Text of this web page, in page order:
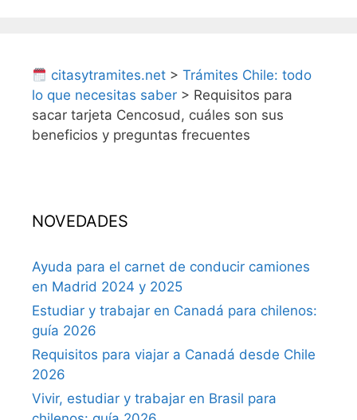
citasytramites.net >Trámites Chile: todo
lo que necesitas saber > Requisitos para
sacar tarjeta Cencosud, cuáles son sus
beneficios y preguntas frecuentes
NOVEDADES
Ayuda para el carnet de conducir camiones
en Madrid 2024 y 2025
Estudiar y trabajar en Canadá para chilenos:
guía 2026
Requisitos para viajar a Canadá desde Chile
2026
Vivir, estudiar y trabajar en Brasil para